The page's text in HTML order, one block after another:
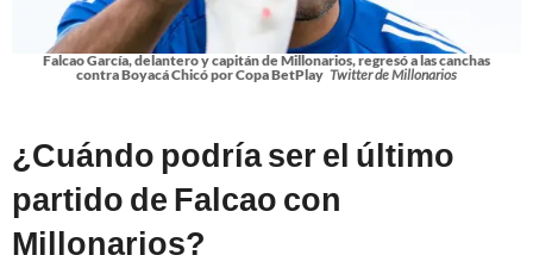
Falcao García, delantero y capitán de Millonarios, regresó a las canchas
contra Boyacá Chicó por Copa BetPlay Twitter de Millonarios
¿Cuándo podría ser el último
partido de Falcao con
Millonarios?